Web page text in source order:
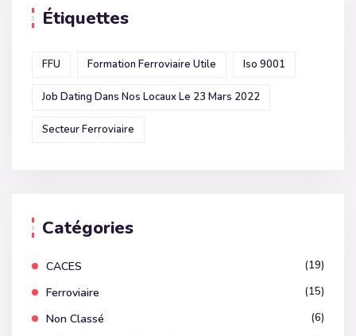
Étiquettes
FFU Formation Ferroviaire Utile Iso 9001
Job Dating Dans Nos Locaux Le 23 Mars 2022
Secteur Ferroviaire
Catégories
CACES (19)
Ferroviaire (15)
Non Classé (6)